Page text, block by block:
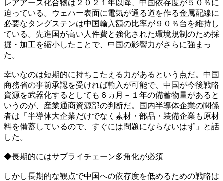
レアアース化合物は２０２１年以降、中国依存度が５０％に
迫っている。ウェハー表面に電気が通る道を作る金属配線に
必要なタングステンは中国輸入額の比率が９０％台を維持し
ている。先進国が高い人件費と強化された環境規制のため採
掘・加工を縮小したことで、中国の影響力がさらに強まっ
た。
幸いなのは短期的に持ちこたえる力があるという点だ。中国
商務省の事前承認を受ければ輸入が可能で、中国が今後戦略
資源を武器化するとしても６カ月－１年の備蓄物量があると
いうのが、産業通商資源部の判断だ。国内半導体企業の関係
者は「半導体大企業だけでなく素材・部品・装備企業も原材
料を備蓄しているので、すぐには問題にならないはず」と話
した。
◆長期的にはサプライチェーン多角化が必須
しかし長期的な観点で中国への依存度を低めるための戦略は